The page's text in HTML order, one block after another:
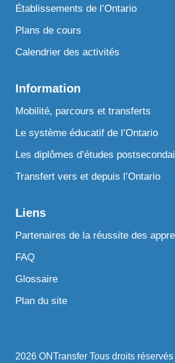
Établissements de l’Ontario
Plans de cours
Calendrier des activités
Information
Mobilité, parcours et transferts
Le système éducatif de l’Ontario
Les diplômes d’études
Transfert vers et depuis l’Ontario
Liens
Partenaires de la réussite des
FAQ
Glossaire
Plan du site
2026 ONTransfer Tous droits réservés